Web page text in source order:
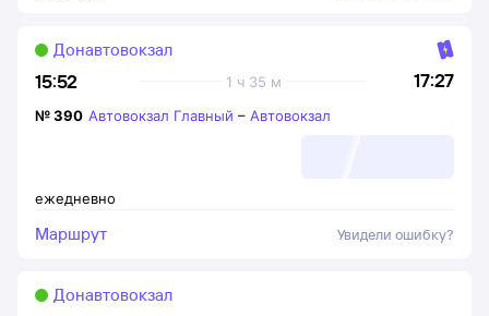
15:52 17:27
1 ч 35 м
Донавтовокзал
ежедневно
№390 Автовокзал Главный – Автовокзал
Маршрут Увидели ошибку?
Донавтовокзал